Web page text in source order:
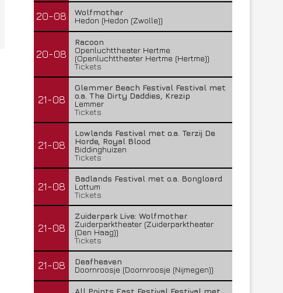
20-08
Wolfmother
Hedon (Hedon (Zwolle))
20-08
Racoon
Openluchttheater Hertme
(Openluchttheater Hertme (Hertme))
Tickets
21-08
Glemmer Beach Festival Festival met
o.a. The Dirty Daddies, Krezip
Lemmer
Tickets
21-08
Lowlands Festival met o.a. Terzij De
Horde, Royal Blood
Biddinghuizen
Tickets
21-08
Badlands Festival met o.a. Bongloard
Lottum
Tickets
21-08
Zuiderpark Live: Wolfmother
Zuiderparktheater (Zuiderparktheater
(Den Haag))
Tickets
21-08
Deafheaven
Doornroosje (Doornroosje (Nijmegen))
All Points East Festival Festival met